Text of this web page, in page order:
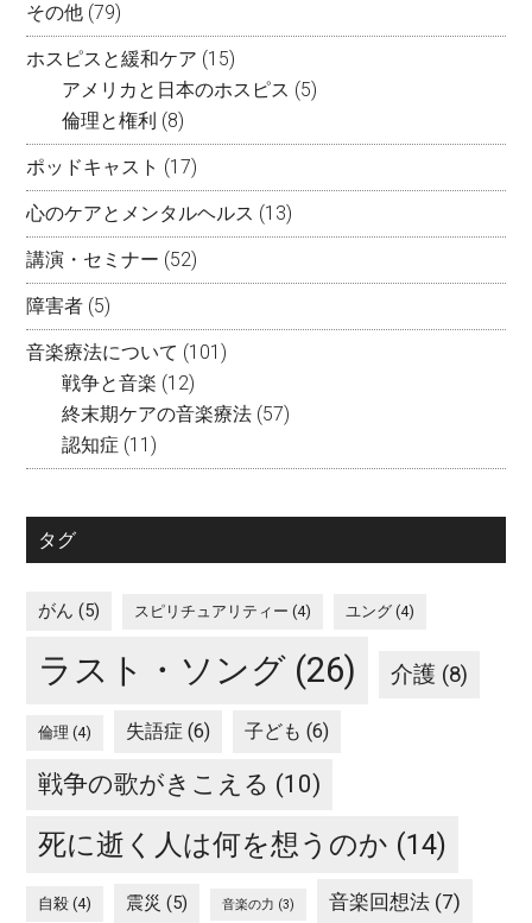
その他 (79)
ホスピスと緩和ケア (15)
アメリカと日本のホスピス (5)
倫理と権利 (8)
ポッドキャスト (17)
心のケアとメンタルヘルス (13)
講演・セミナー (52)
障害者 (5)
音楽療法について (101)
戦争と音楽 (12)
終末期ケアの音楽療法 (57)
認知症 (11)
タグ
がん (5) スピリチュアリティー (4) ユング (4)
ラスト・ソング (26) 介護 (8)
倫理 (4) 失語症 (6) 子ども (6)
戦争の歌がきこえる (10)
死に逝く人は何を想うのか (14)
自殺 (4) 震災 (5) 音楽の力 (3) 音楽回想法 (7)